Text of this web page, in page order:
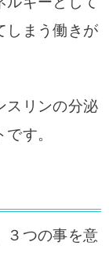
しまう働きが
スリンの分泌
す。
３つの事を意